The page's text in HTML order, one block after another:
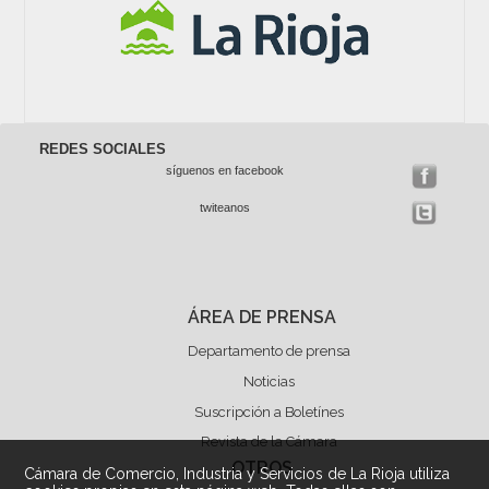
Cámara de Comercio, Industria y Servicios de La Rioja utiliza
REDES SOCIALES
síguenos en facebook
twiteanos
ÁREA DE PRENSA
Departamento de prensa
Noticias
Suscripción a Boletínes
Revista de la Cámara
OTROS